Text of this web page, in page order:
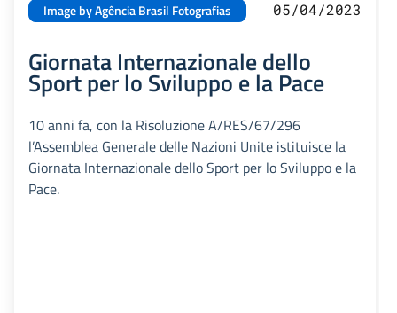
Image by Agência Brasil Fotografias 05/04/2023
Giornata Internazionale dello
Sport per lo Sviluppo e la Pace
10 anni fa, con la Risoluzione A/RES/67/296
l’Assemblea Generale delle Nazioni Unite istituisce la
Giornata Internazionale dello Sport per lo Sviluppo e la
Pace.